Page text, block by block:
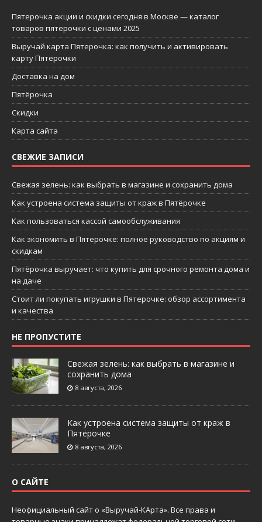
Пятерочка акции и скидки сегодня в Москве — каталог
товаров пятерочки с ценами 2025
Выручай карта Пятерочка: как получить и активировать
карту Пятерочки
Доставка на дом
Пятёрочка
Скидки
Карта сайта
СВЕЖИЕ ЗАПИСИ
Свежая зелень: как выбрать в магазине и сохранить дома
Как устроена система защиты от краж в Пятёрочке
Как пользоваться кассой самообслуживания
Как экономить в Пятерочке: полное руководство по акциям и
скидкам
Пятёрочка выручает: что купить для срочного ремонта дома и
на даче
Стоит ли покупать игрушки в Пятерочке: обзор ассортимента
и качества
НЕ ПРОПУСТИТЕ
Свежая зелень: как выбрать в магазине и
сохранить дома
8 августа, 2026
Как устроена система защиты от краж в
Пятёрочке
8 августа, 2026
О САЙТЕ
Неофициальный сайт о «Выручай-КАрта». Все права и